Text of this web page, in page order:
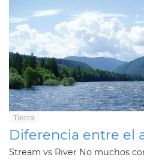
Tierra
Diferencia entre el
Stream vs River No muchos